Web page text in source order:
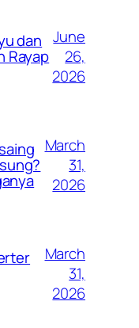
dan
Rayap
June
26,
2026
March
31,
2026
March
31,
2026